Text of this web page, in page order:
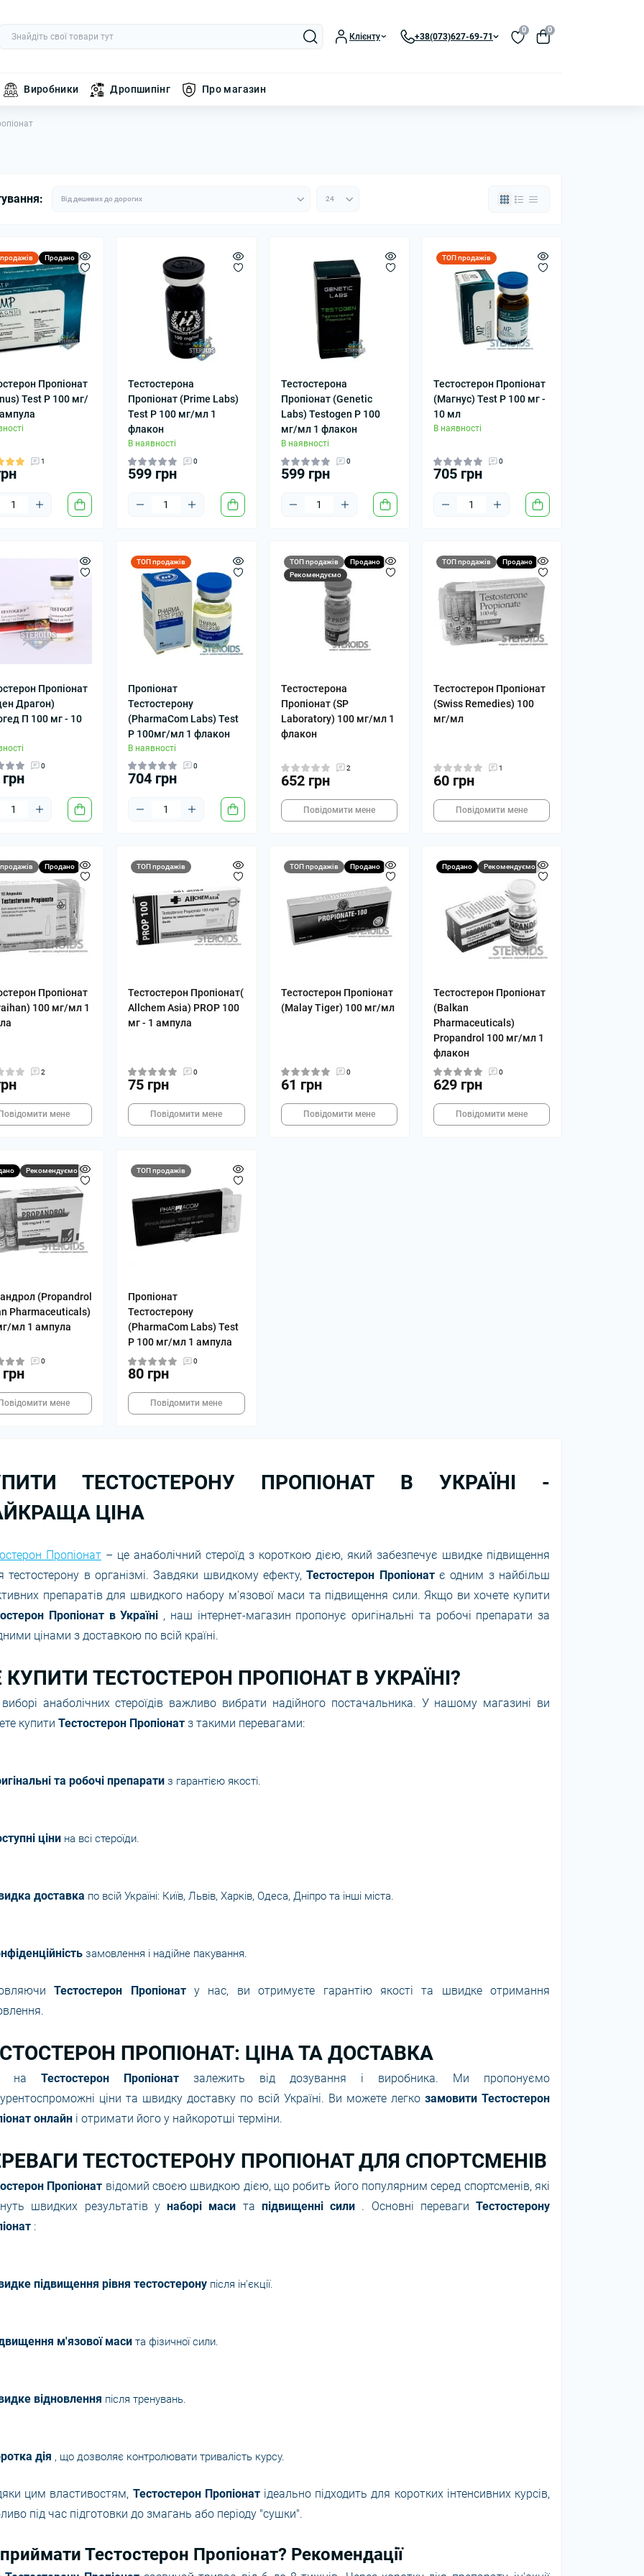
Клієнту +38(073)627-69-71
0 0
Виробники Дропшипінг Про магазин
Продано
Пропіонат
Test P 100 мг/
1
Тестостерона
Пропіонат (Prime Labs)
Test P 100 мг/мл 1
флакон
В наявності
0
599 грн
Тестостерона
Пропіонат (Genetic
Labs) Testogen P 100
мг/мл 1 флакон
В наявності
0
599 грн
ТОП продажів
Тестостерон Пропіонат
(Магнус) Test P 100 мг -
10 мл
В наявності
0
705 грн
Пропіонат
Драгон)
П 100 мг - 10
0
ТОП продажів
Пропіонат
Тестостерону
(PharmaCom Labs) Test
P 100мг/мл 1 флакон
В наявності
0
704 грн
ТОП продажів
Продано
Рекомендуємо
Тестостерона
Пропіонат (SP
Laboratory) 100 мг/мл 1
флакон
2
652 грн
Повідомити мене
ТОП продажів Продано
Тестостерон Пропіонат
(Swiss Remedies) 100
мг/мл
1
60 грн
Повідомити мене
Продано
Пропіонат
100 мг/мл 1
2
мене
ТОП продажів
Тестостерон Пропіонат(
Allchem Asia) PROP 100
мг - 1 ампула
0
75 грн
Повідомити мене
ТОП продажів Продано
Тестостерон Пропіонат
(Malay Tiger) 100 мг/мл
0
61 грн
Повідомити мене
Продано Рекомендуємо
Тестостерон Пропіонат
(Balkan
Pharmaceuticals)
Propandrol 100 мг/мл 1
флакон
0
629 грн
Повідомити мене
Рекомендуємо
(Propandrol
Pharmaceuticals)
мл 1 ампула
0
Повідомити мене
ТОП продажів
Пропіонат
Тестостерону
(PharmaCom Labs) Test
P 100 мг/мл 1 ампула
0
80 грн
Повідомити мене
ТЕСТОСТЕРОНУ ПРОПІОНАТ В УКРАЇНІ -
ЦІНА
Пропіонат – це анаболічний стероїд з короткою дією, який забезпечує швидке підвищення
тестостерону в організмі. Завдяки швидкому ефекту,Тестостерон Пропіонатє одним з найбільш
препаратів для швидкого набору м'язової маси та підвищення сили. Якщо ви хочете купити
Пропіонат в Україні , наш інтернет-магазин пропонує оригінальні та робочі препарати за
цінами з доставкою по всій країні.
КУПИТИ ТЕСТОСТЕРОН ПРОПІОНАТ В УКРАЇНІ?
анаболічних стероїдів важливо вибрати надійного постачальника. У нашому магазині ви
купити Тестостерон Пропіонат з такими перевагами:
та робочі препарати з гарантією якості.
ціни на всі стероїди.
доставка по всій Україні: Київ, Львів, Харків, Одеса, Дніпро та інші міста.
замовлення і надійне пакування.
Тестостерон Пропіонату нас, ви отримуєте гарантію якості та швидке отримання
ПРОПІОНАТ: ЦІНА ТА ДОСТАВКА
на Тестостерон Пропіонат залежить від дозування і виробника. Ми пропонуємо
ціни та швидку доставку по всій Україні. Ви можете легко замовити Тестостерон
онлайн і отримати його у найкоротші терміни.
ТЕСТОСТЕРОНУ ПРОПІОНАТ ДЛЯ СПОРТСМЕНІВ
Пропіонат відомий своєю швидкою дією, що робить його популярним серед спортсменів, які
швидких результатів у наборі маси та підвищенні сили . Основні переваги Тестостерону
:
підвищення рівня тестостерону після ін'єкції.
м'язової маси та фізичної сили.
відновлення після тренувань.
дія , що дозволяє контролювати тривалість курсу.
цим властивостям, Тестостерон Пропіонат ідеально підходить для коротких інтенсивних курсів,
під час підготовки до змагань або періоду "сушки".
Тестостерон Пропіонат? Рекомендації